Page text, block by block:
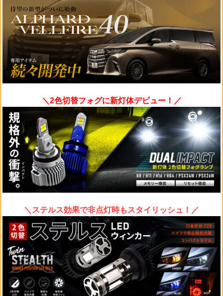
＼2色切替フォグに新灯体デビュー！／
＼ステルス効果で非点灯時もスタイリッシュ！／